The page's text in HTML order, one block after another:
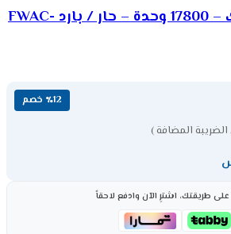
مكيف فيشر شباك – 17800 وحدة – حار / بارد FWAC-
٪12 خصم
المضافة )
طريقتك، اشترِ الآن وادفع لاحقاً